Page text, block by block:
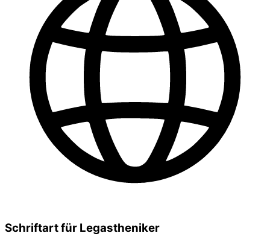
Schriftart für Legastheniker